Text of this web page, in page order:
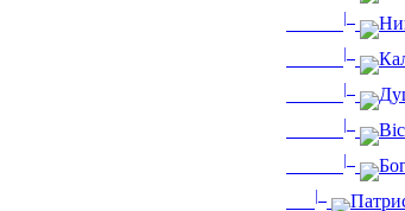
|_
|_
|_
|_
|_
|_